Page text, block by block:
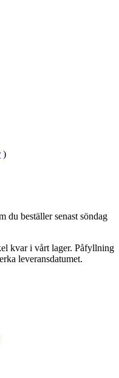
)
du beställer senast söndag
kvar i vårt lager. Påfyllning
leveransdatumet.